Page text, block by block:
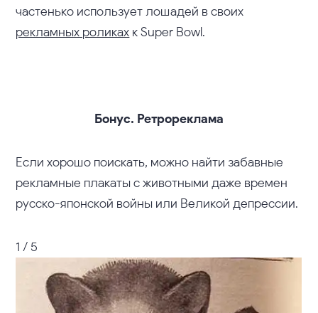
частенько использует лошадей в своих
рекламных роликах к Super Bowl.
Бонус. Ретрореклама
Если хорошо поискать, можно найти забавные
рекламные плакаты с животными даже времен
русско-японской войны или Великой депрессии.
1 / 5